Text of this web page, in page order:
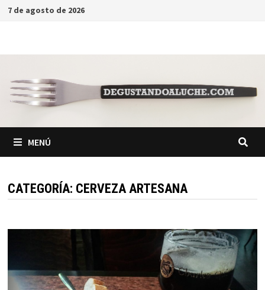
Saltar
7 de agosto de 2026
MENÚ
CATEGORÍA: CERVEZA ARTESANA